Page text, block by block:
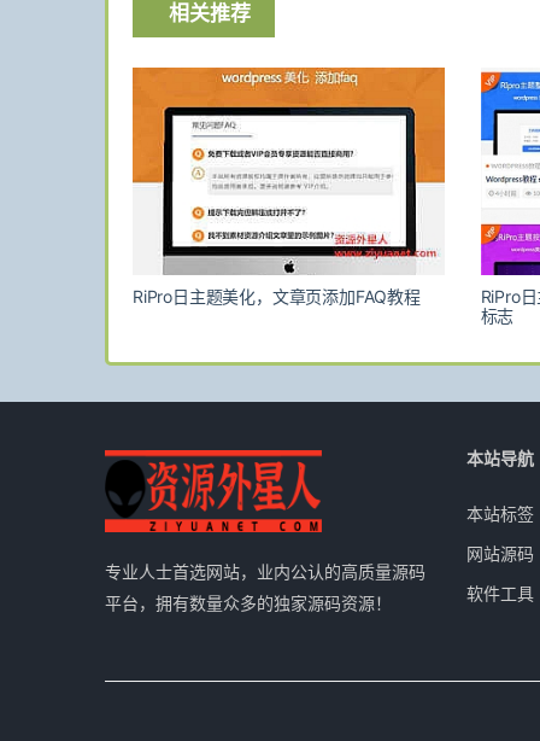
相关推荐
RiPro日主题美化，文章页添加FAQ教程
RiPro
标志
专业人士首选网站，业内公认的高质量源码
平台，拥有数量众多的独家源码资源！
本站导航
本站标签
网站源码
软件工具